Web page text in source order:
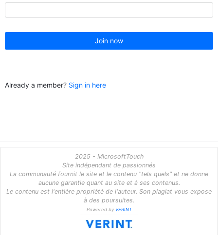
Join now
Already a member? Sign in here
2025 - MicrosoftTouch
Site indépendant de passionnés
La communauté fournit le site et le contenu "tels quels" et ne donne
aucune garantie quant au site et à ses contenus.
Le contenu est l'entière propriété de l'auteur. Son plagiat vous expose
à des poursuites.
Powered by VERINT